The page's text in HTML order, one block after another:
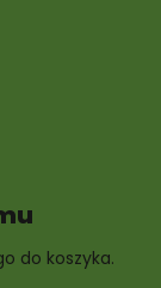
małej
do koszyka.